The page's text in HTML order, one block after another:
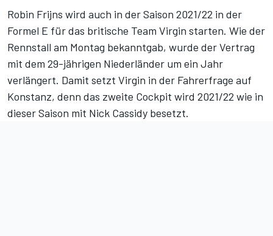
Robin Frijns wird auch in der Saison 2021/22 in der
Formel E für das britische Team Virgin starten. Wie der
Rennstall am Montag bekanntgab, wurde der Vertrag
mit dem 29-jährigen Niederländer um ein Jahr
verlängert. Damit setzt Virgin in der Fahrerfrage auf
Konstanz, denn das zweite Cockpit wird 2021/22 wie in
dieser Saison mit Nick Cassidy besetzt.